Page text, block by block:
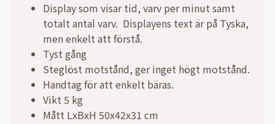
Display som visar tid, varv per minut samt
totalt antal varv. Displayens text är på Tyska,
men enkelt att förstå.
Tyst gång
Steglöst motstånd, ger inget högt motstånd.
Handtag för att enkelt bäras.
Vikt 5 kg
Mått LxBxH 50x42x31 cm